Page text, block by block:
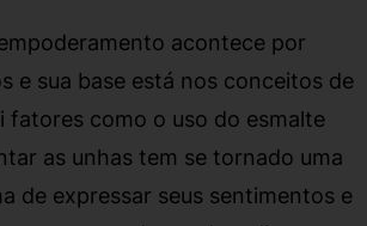
acontece por
e sua base está nos conceitos de
fatores como o uso do esmalte
as unhas tem se tornado uma
de expressar seus sentimentos e